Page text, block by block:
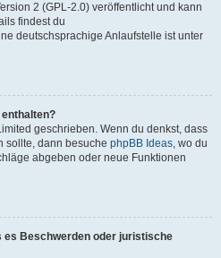
2 (GPL-2.0) veröffentlicht und kann
findest du
deutschsprachige Anlaufstelle ist unter
geschrieben. Wenn du denkst, dass
sollte, dann besuche phpBB Ideas, wo du
abgeben oder neue Funktionen
es Beschwerden oder juristische